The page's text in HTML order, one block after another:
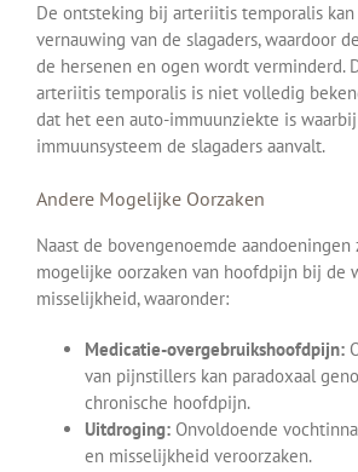
De ontsteking bij arteriitis temporalis
vernauwing van de slagaders, waardoor
de hersenen en ogen wordt verminderd.
arteriitis temporalis is niet volledig
dat het een auto-immuunziekte is
immuunsysteem de slagaders aanvalt.
Andere Mogelijke Oorzaken
Naast de bovengenoemde
mogelijke oorzaken van hoofdpijn bij de
misselijkheid, waaronder:
Medicatie-overgebruikshoofdpijn:
van pijnstillers kan paradoxaal
chronische hoofdpijn.
Uitdroging: Onvoldoende
en misselijkheid veroorzaken.